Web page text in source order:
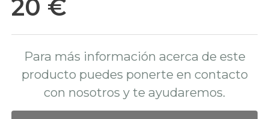
20 €
Para más información acerca de este
producto puedes ponerte en contacto
con nosotros y te ayudaremos.